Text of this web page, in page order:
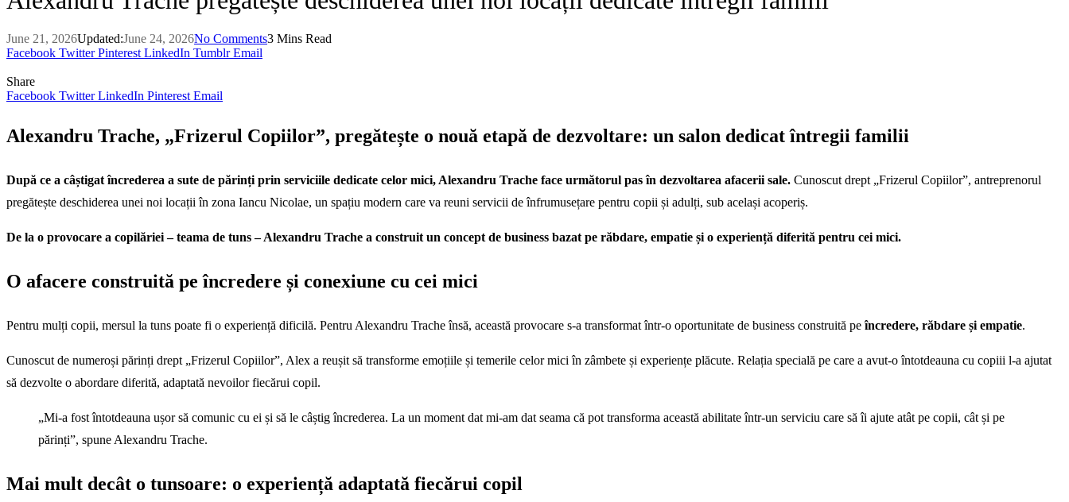
June 21, 2026Updated:June 24, 2026No Comments3 Mins Read
Facebook Twitter Pinterest LinkedIn Tumblr Email
Share
Facebook Twitter LinkedIn Pinterest Email
Alexandru Trache, „Frizerul Copiilor”, pregătește o nouă etapă de dezvoltare: un salon dedicat întregii familii
După ce a câștigat încrederea a sute de părinți prin serviciile dedicate celor mici, Alexandru Trache face următorul pas în dezvoltarea afacerii sale. Cunoscut drept „Frizerul Copiilor”, antreprenorul
pregătește deschiderea unei noi locații în zona Iancu Nicolae, un spațiu modern care va reuni servicii de înfrumusețare pentru copii și adulți, sub același acoperiș.
De la o provocare a copilăriei – teama de tuns – Alexandru Trache a construit un concept de business bazat pe răbdare, empatie și o experiență diferită pentru cei mici.
O afacere construită pe încredere și conexiune cu cei mici
Pentru mulți copii, mersul la tuns poate fi o experiență dificilă. Pentru Alexandru Trache însă, această provocare s-a transformat într-o oportunitate de business construită peîncredere, răbdare și empatie.
Cunoscut de numeroși părinți drept „Frizerul Copiilor”, Alex a reușit să transforme emoțiile și temerile celor mici în zâmbete și experiențe plăcute. Relația specială pe care a avut-o întotdeauna cu copiii l-a ajutat
să dezvolte o abordare diferită, adaptată nevoilor fiecărui copil.
„Mi-a fost întotdeauna ușor să comunic cu ei și să le câștig încrederea. La un moment dat mi-am dat seama că pot transforma această abilitate într-un serviciu care să îi ajute atât pe copii, cât și pe
părinți”, spune Alexandru Trache.
Mai mult decât o tunsoare: o experiență adaptată fiecărui copil